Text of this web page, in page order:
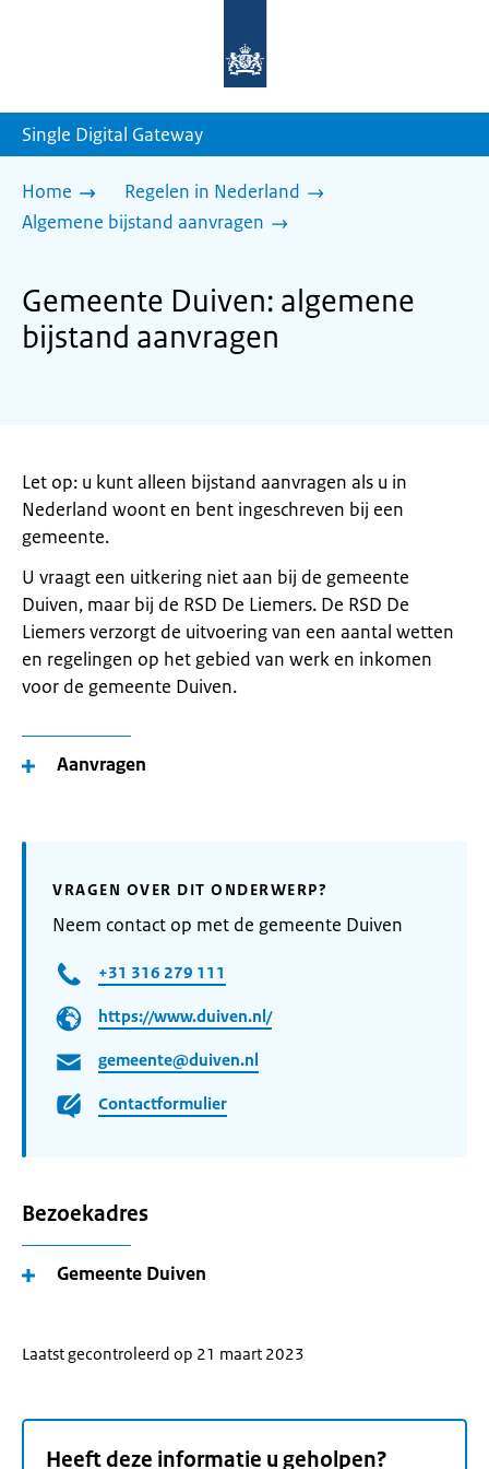
homepage
Single Digital Gateway
Home
Regelen in Nederland
Algemene bijstand aanvragen
Gemeente Duiven: algemene
bijstand aanvragen
Let op: u kunt alleen bijstand aanvragen als u in
Nederland woont en bent ingeschreven bij een
gemeente.
U vraagt een uitkering niet aan bij de gemeente
Duiven, maar bij de RSD De Liemers. De RSD De
Liemers verzorgt de uitvoering van een aantal wetten
en regelingen op het gebied van werk en inkomen
voor de gemeente Duiven.
Aanvragen
VRAGEN OVER DIT ONDERWERP?
Neem contact op met de gemeente Duiven
+31 316 279 111
https://www.duiven.nl/
gemeente@duiven.nl
Contactformulier
Bezoekadres
Gemeente Duiven
Laatst gecontroleerd op 21 maart 2023
Heeft deze informatie u geholpen?